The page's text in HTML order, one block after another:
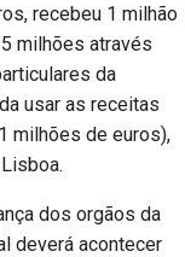
recebeu 1 milhão
milhões através
da
usar as receitas
milhões de euros),
dos orgãos da
deverá acontecer